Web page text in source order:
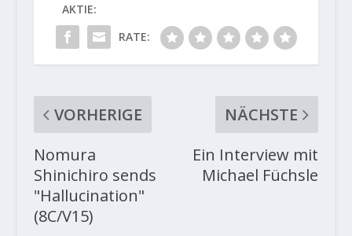
AKTIE:
RATE:
VORHERIGE
Nomura
Shinichiro sends
"Hallucination"
(8C/V15)
NÄCHSTE
Ein Interview mit
Michael Füchsle